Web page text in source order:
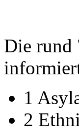
Die rund
1
2